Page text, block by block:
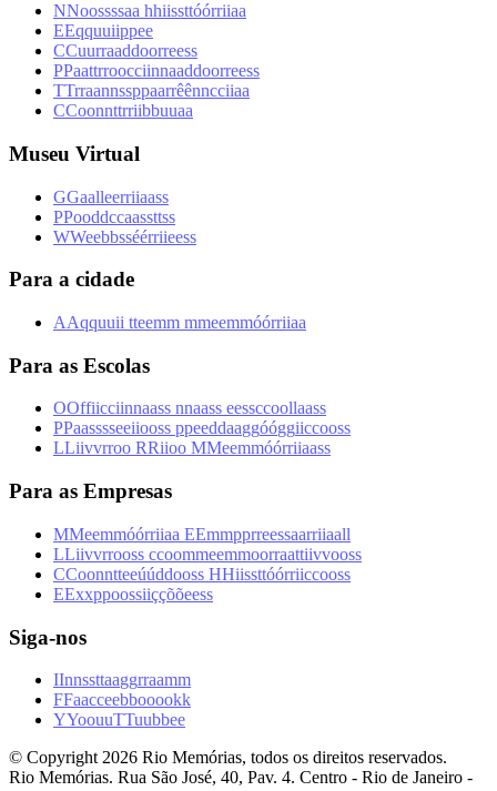
NNoossssaa hhiissttóórriiaa
EEqquuiippee
CCuurraaddoorreess
PPaattrroocciinnaaddoorreess
TTrraannssppaarrêênncciiaa
CCoonnttrriibbuuaa
Museu Virtual
GGaalleerriiaass
PPooddccaassttss
WWeebbsséérriieess
Para a cidade
AAqquuii tteemm mmeemmóórriiaa
Para as Escolas
OOffiicciinnaass nnaass eessccoollaass
PPaasssseeiiooss ppeeddaaggóóggiiccooss
LLiivvrroo RRiioo MMeemmóórriiaass
Para as Empresas
MMeemmóórriiaa EEmmpprreessaarriiaall
LLiivvrrooss ccoommeemmoorraattiivvooss
CCoonntteeúúddooss HHiissttóórriiccooss
EExxppoossiiççõõeess
Siga-nos
IInnssttaaggrraamm
FFaacceebbooookk
YYoouuTTuubbee
© Copyright 2026 Rio Memórias, todos os direitos reservados.
Rio Memórias. Rua São José, 40, Pav. 4. Centro - Rio de Janeiro -